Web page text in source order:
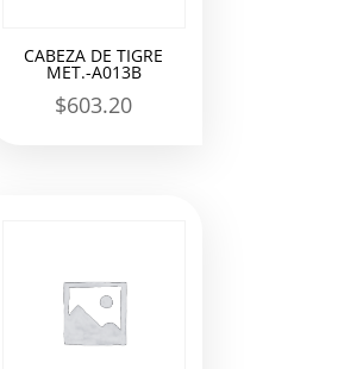
CABEZA DE TIGRE
MET.-A013B
$603.20